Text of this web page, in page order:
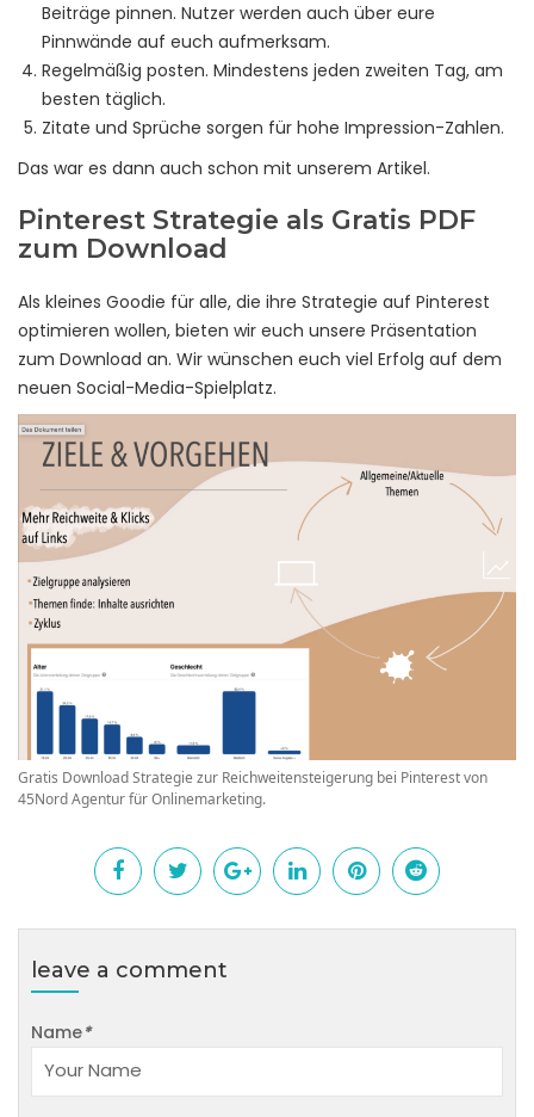
Beiträge pinnen. Nutzer werden auch über eure
Pinnwände auf euch aufmerksam.
Regelmäßig posten. Mindestens jeden zweiten Tag, am
besten täglich.
Zitate und Sprüche sorgen für hohe Impression-Zahlen.
Das war es dann auch schon mit unserem Artikel.
Pinterest Strategie als Gratis PDF
zum Download
Als kleines Goodie für alle, die ihre Strategie auf Pinterest
optimieren wollen, bieten wir euch unsere Präsentation
zum Download an. Wir wünschen euch viel Erfolg auf dem
neuen Social-Media-Spielplatz.
Gratis Download Strategie zur Reichweitensteigerung bei Pinterest von
45Nord Agentur für Onlinemarketing.
leave a comment
Name*